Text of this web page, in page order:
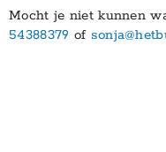
Mocht je niet kunnen
54388379 of